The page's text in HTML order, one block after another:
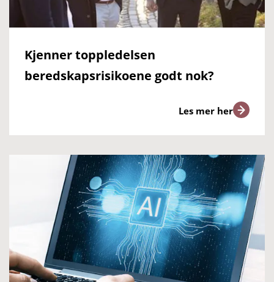
Kjenner toppledelsen
beredskapsrisikoene godt nok?
Les mer her